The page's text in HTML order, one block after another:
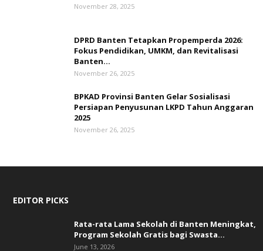
November 28, 2025
DPRD Banten Tetapkan Propemperda 2026:
Fokus Pendidikan, UMKM, dan Revitalisasi
Banten...
November 26, 2025
BPKAD Provinsi Banten Gelar Sosialisasi
Persiapan Penyusunan LKPD Tahun Anggaran
2025
November 26, 2025
EDITOR PICKS
Rata-rata Lama Sekolah di Banten Meningkat,
‎Program Sekolah Gratis bagi Swasta...
June 13, 2026